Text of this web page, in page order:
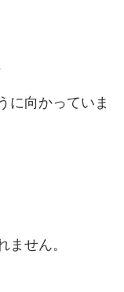
に向かっていま
せん。